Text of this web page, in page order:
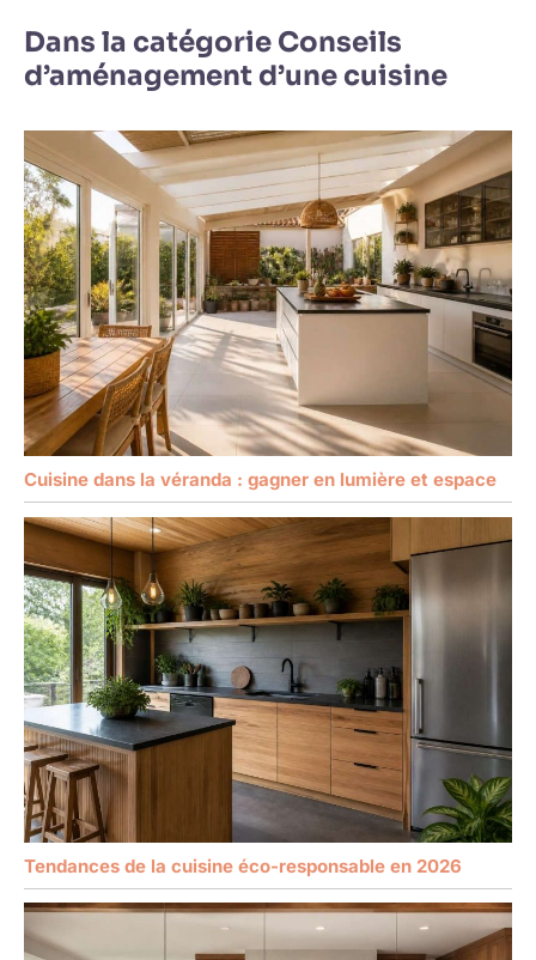
Dans la catégorie Conseils
d’aménagement d’une cuisine
Cuisine dans la véranda : gagner en lumière et espace
Tendances de la cuisine éco-responsable en 2026